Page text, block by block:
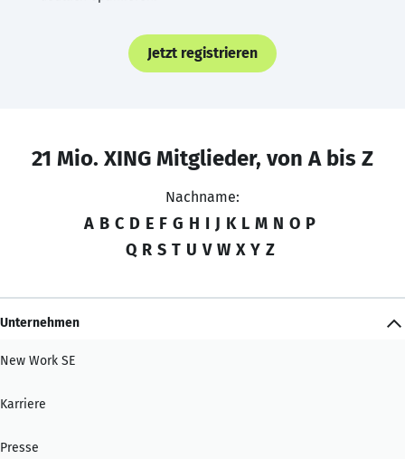
Jetzt registrieren
21 Mio. XING Mitglieder, von A bis Z
Nachname:
A B C D E F G H I J K L M N O P
Q R S T U V W X Y Z
Unternehmen
New Work SE
Karriere
Presse